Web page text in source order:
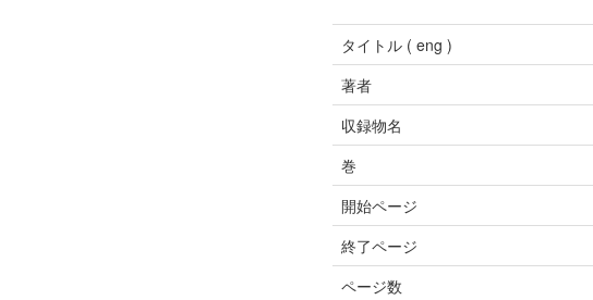
タイトル ( eng )
著者
収録物名
巻
開始ページ
終了ページ
ページ数